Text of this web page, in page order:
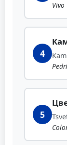
Vivo
4
5